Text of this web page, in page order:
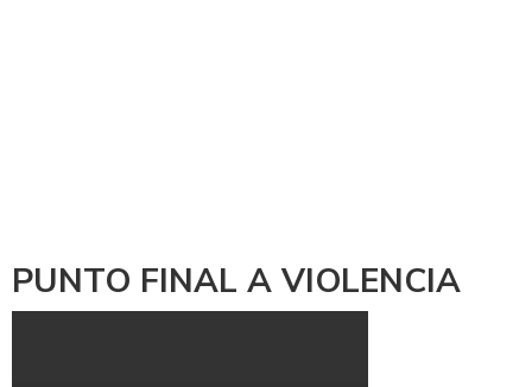
PUNTO FINAL A VIOLENCIA